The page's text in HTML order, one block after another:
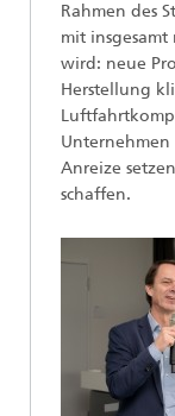
Rahmen des
mit
wird: neue
Herstellung
Anreize
schaffen.